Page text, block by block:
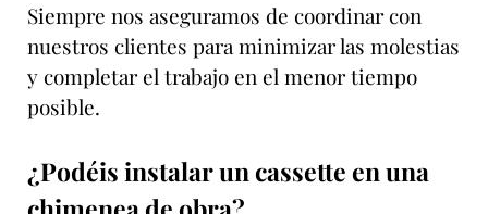
Siempre nos aseguramos de coordinar con
nuestros clientes para minimizar las molestias
y completar el trabajo en el menor tiempo
posible.
¿Podéis instalar un cassette en una